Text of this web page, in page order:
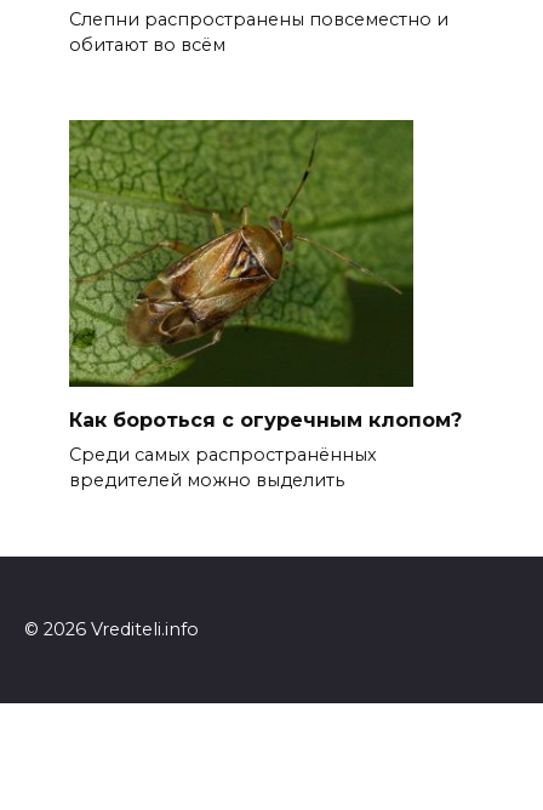
Слепни распространены повсеместно и
обитают во всём
Как бороться с огуречным клопом?
Среди самых распространённых
вредителей можно выделить
© 2026 Vrediteli.info